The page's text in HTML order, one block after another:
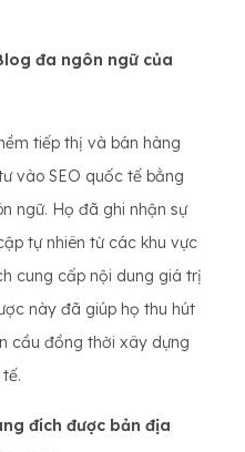
đa ngôn ngữ của
tiếp thị và bán hàng
vào SEO quốc tế bằng
ngữ. Họ đã ghi nhận sự
tự nhiên từ các khu vực
cung cấp nội dung giá trị
này đã giúp họ thu hút
cầu đồng thời xây dựng
đích được bản địa